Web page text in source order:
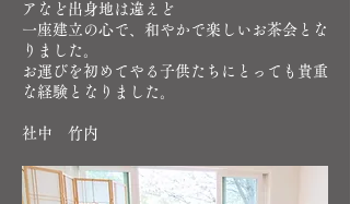
アなど出身地は違えど
一座建立の心で、和やかで楽しいお茶会とな
りました。
お運びを初めてやる子供たちにとっても貴重
な経験となりました。
​社中 竹内